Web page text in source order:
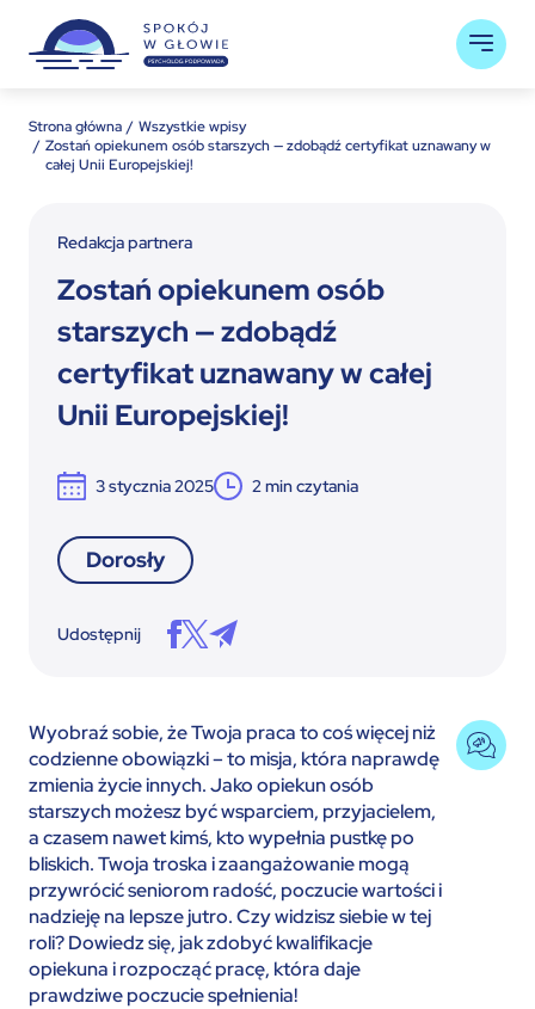
Strona główna
Wszystkie wpisy
Zostań opiekunem osób starszych — zdobądź certyfikat uznawany w
całej Unii Europejskiej!
Redakcja partnera
Zostań opiekunem osób
starszych — zdobądź
certyfikat uznawany w całej
Unii Europejskiej!
3 stycznia 2025 2 min czytania
Dorosły
Udostępnij
Wyobraź sobie, że Twoja praca to coś więcej niż
codzienne obowiązki – to misja, która naprawdę
zmienia życie innych. Jako opiekun osób
starszych możesz być wsparciem, przyjacielem,
a czasem nawet kimś, kto wypełnia pustkę po
bliskich. Twoja troska i zaangażowanie mogą
przywrócić seniorom radość, poczucie wartości i
nadzieję na lepsze jutro. Czy widzisz siebie w tej
roli? Dowiedz się, jak zdobyć kwalifikacje
opiekuna i rozpocząć pracę, która daje
prawdziwe poczucie spełnienia!